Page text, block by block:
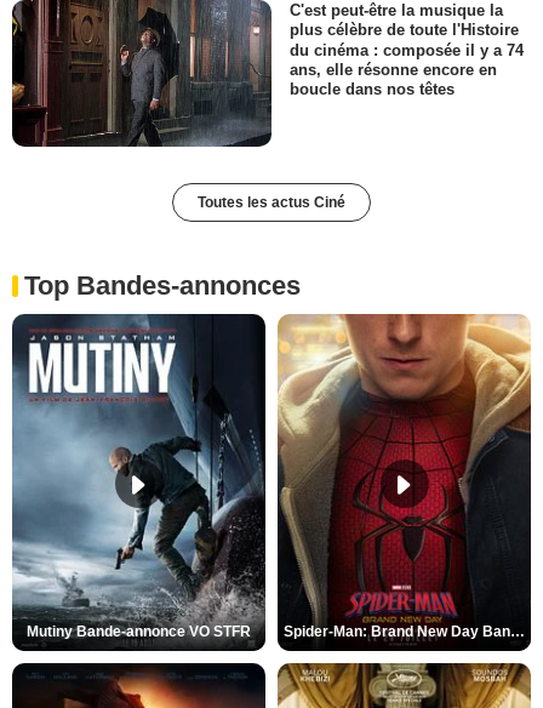
C'est peut-être la musique la
plus célèbre de toute l'Histoire
du cinéma : composée il y a 74
ans, elle résonne encore en
boucle dans nos têtes
Toutes les actus Ciné
Top Bandes-annonces
Mutiny Bande-annonce VO STFR Spider-Man: Brand New Day Bande-annonce VO STFR